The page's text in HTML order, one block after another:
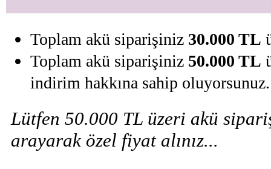
Toplam akü siparişiniz 30.000 TL
Toplam akü siparişiniz 50.000 TL
indirim hakkına sahip oluyorsunuz.
Lütfen 50.000 TL üzeri akü
arayarak özel fiyat alınız...